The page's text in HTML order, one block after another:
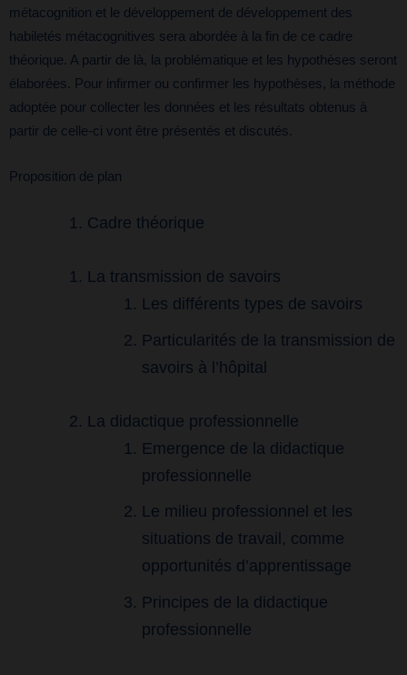
métacognition et le développement de développement des
habiletés métacognitives sera abordée à la fin de ce cadre
théorique. A partir de là, la problématique et les hypothèses seront
élaborées. Pour infirmer ou confirmer les hypothèses, la méthode
adoptée pour collecter les données et les résultats obtenus à
partir de celle-ci vont être présentés et discutés.
Proposition de plan
Cadre théorique
La transmission de savoirs
Les différents types de savoirs
Particularités de la transmission de
savoirs à l’hôpital
La didactique professionnelle
Emergence de la didactique
professionnelle
Le milieu professionnel et les
situations de travail, comme
opportunités d’apprentissage
Principes de la didactique
professionnelle